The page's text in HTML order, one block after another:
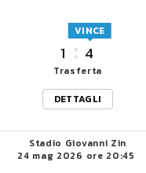
1 4
VINCE
Trasferta
DETTAGLI
Stadio Giovanni Zin
24 mag 2026 ore 20:45